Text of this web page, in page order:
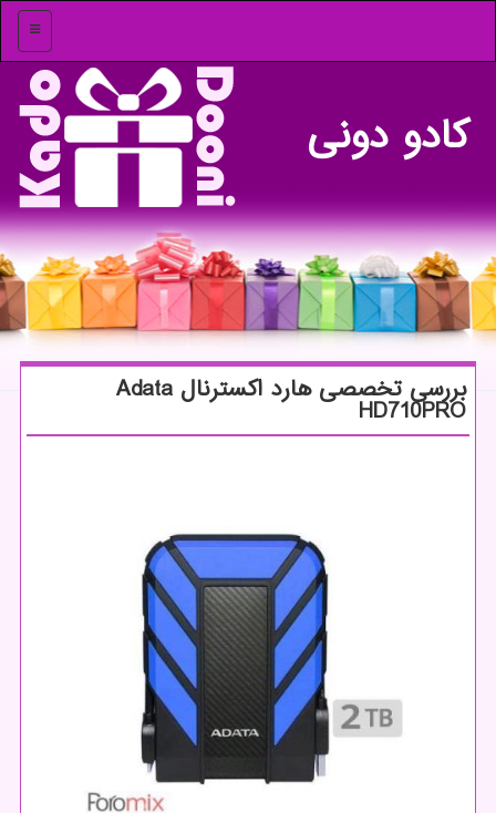
منو
كادو دونی
بررسی تخصصی هارد اكسترنال Adata
HD710PRO